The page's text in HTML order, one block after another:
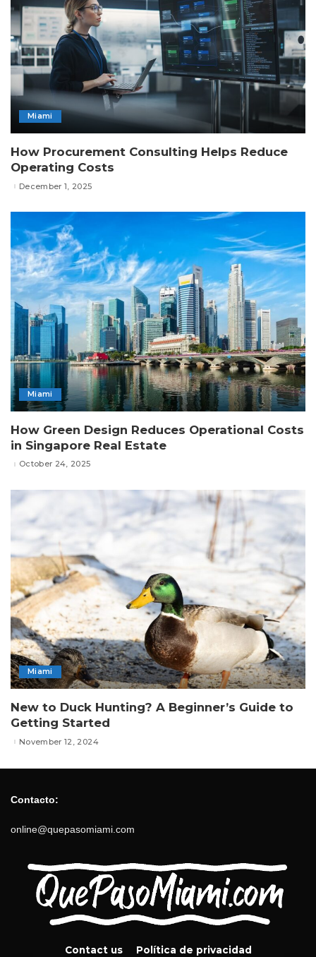
Miami
How Procurement Consulting Helps Reduce
Operating Costs
December 1, 2025
Miami
How Green Design Reduces Operational Costs
in Singapore Real Estate
October 24, 2025
Miami
New to Duck Hunting? A Beginner’s Guide to
Getting Started
November 12, 2024
Contacto:
online@quepasomiami.com
Contact us Política de privacidad